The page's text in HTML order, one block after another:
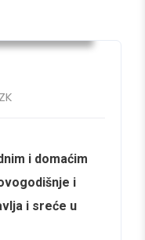
i domaćim
i
i sreće u